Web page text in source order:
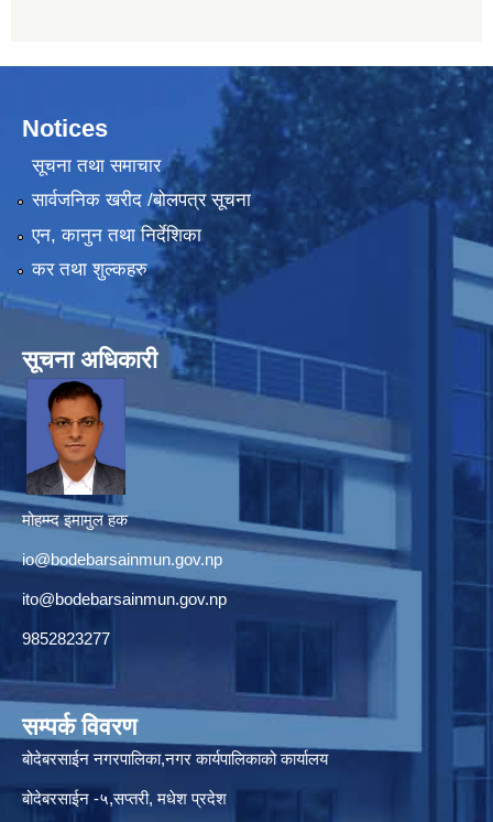
Notices
सूचना तथा समाचार
सार्वजनिक खरीद /बोलपत्र सूचना
एन, कानुन तथा निर्देशिका
कर तथा शुल्कहरु
सूचना अधिकारी
मोहम्म्द इमामुल हक
io@bodebarsainmun.gov.np
ito@bodebarsainmun.gov.np
9852823277
सम्पर्क विवरण
बोदेबरसाईन नगरपालिका,नगर कार्यपालिकाको कार्यालय
बोदेबरसाईन -५,सप्तरी, मधेश प्रदेश